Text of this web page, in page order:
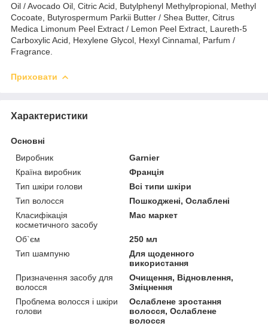
Oil / Avocado Oil, Citric Acid, Butylphenyl Methylpropional, Methyl
Cocoate, Butyrospermum Parkii Butter / Shea Butter, Citrus
Medica Limonum Peel Extract / Lemon Peel Extract, Laureth-5
Carboxylic Acid, Hexylene Glycol, Hexyl Cinnamal, Parfum /
Fragrance.
Приховати
Характеристики
Основні
Виробник
Garnier
Країна виробник
Франція
Тип шкіри голови
Всі типи шкіри
Тип волосся
Пошкоджені, Ослаблені
Класифікація
косметичного засобу
Мас маркет
Об`єм
250 мл
Тип шампуню
Для щоденного
використання
Призначення засобу для
волосся
Очищення, Відновлення,
Зміцнення
Проблема волосся і шкіри
голови
Ослаблене зростання
волосся, Ослаблене
волосся